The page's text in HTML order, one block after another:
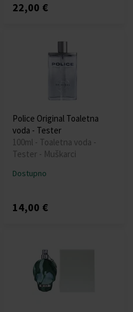
22,00 €
Police Original Toaletna
voda - Tester
100ml - Toaletna voda -
Tester - Muškarci
Dostupno
14,00 €